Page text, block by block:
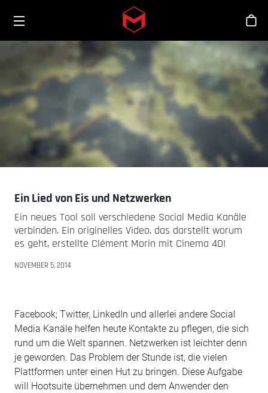
Skip to main content
Ein Lied von Eis und Netzwerken
Ein neues Tool soll verschiedene Social Media Kanäle
verbinden. Ein originelles Video, das darstellt worum
es geht, erstellte Clément Morin mit Cinema 4D!
NOVEMBER 5, 2014
Facebook; Twitter, LinkedIn und allerlei andere Social
Media Kanäle helfen heute Kontakte zu pflegen, die sich
rund um die Welt spannen. Netzwerken ist leichter denn
je geworden. Das Problem der Stunde ist, die vielen
Plattformen unter einen Hut zu bringen. Diese Aufgabe
will Hootsuite übernehmen und dem Anwender den